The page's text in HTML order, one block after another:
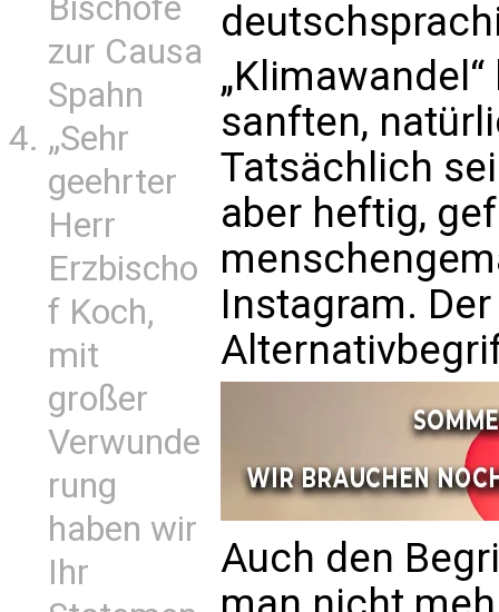
Bischöfe
zur Causa
Spahn
„Sehr
geehrter
Herr
Erzbischo
f Koch,
mit
großer
Verwunde
rung
haben wir
Ihr
sanften,
Tatsächlich
aber heftig,
Instagram.
Auch den